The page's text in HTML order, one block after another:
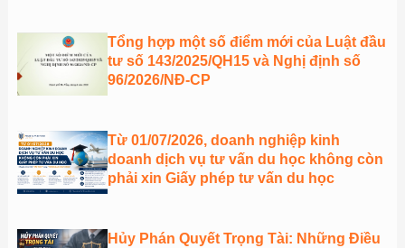
Tổng hợp một số điểm mới của Luật đầu
tư số 143/2025/QH15 và Nghị định số
96/2026/NĐ-CP
Từ 01/07/2026, doanh nghiệp kinh
doanh dịch vụ tư vấn du học không còn
phải xin Giấy phép tư vấn du học
Hủy Phán Quyết Trọng Tài: Những Điều